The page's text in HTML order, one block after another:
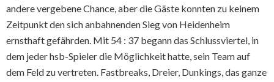
andere vergebene Chance, aber die Gäste konnten zu keinem
Zeitpunkt den sich anbahnenden Sieg von Heidenheim
ernsthaft gefährden. Mit 54 : 37 begann das Schlussviertel, in
dem jeder hsb-Spieler die Möglichkeit hatte, sein Team auf
dem Feld zu vertreten. Fastbreaks, Dreier, Dunkings, das ganze